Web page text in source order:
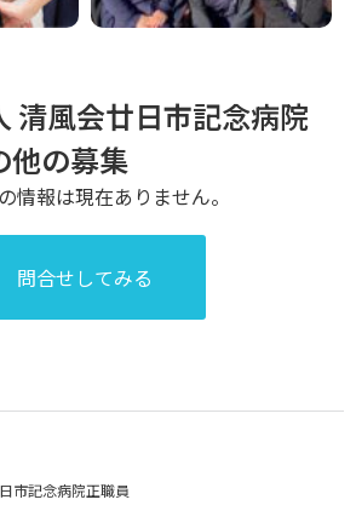
清風会廿日市記念病院
他の募集
情報は現在ありません。
市記念病院正職員